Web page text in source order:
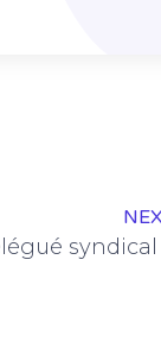
syndical